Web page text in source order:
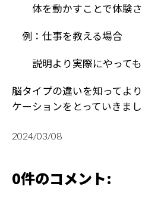
体を動かすことで体験
例：仕事を教える場合
説明より実際にやっても
脳タイプの違いを知ってよ
ケーションをとっていきまし
2024/03/08
0件のコメント: